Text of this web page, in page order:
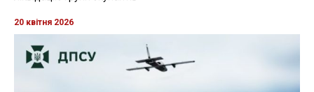
20 квітня 2026